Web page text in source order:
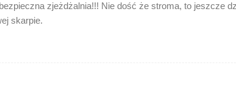
zjeżdżalnia!!! Nie dość że stroma, to jeszcze
skarpie.